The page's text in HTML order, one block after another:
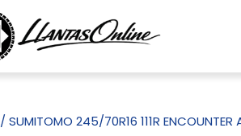
/ SUMITOMO 245/70R16 111R ENCOUNTER